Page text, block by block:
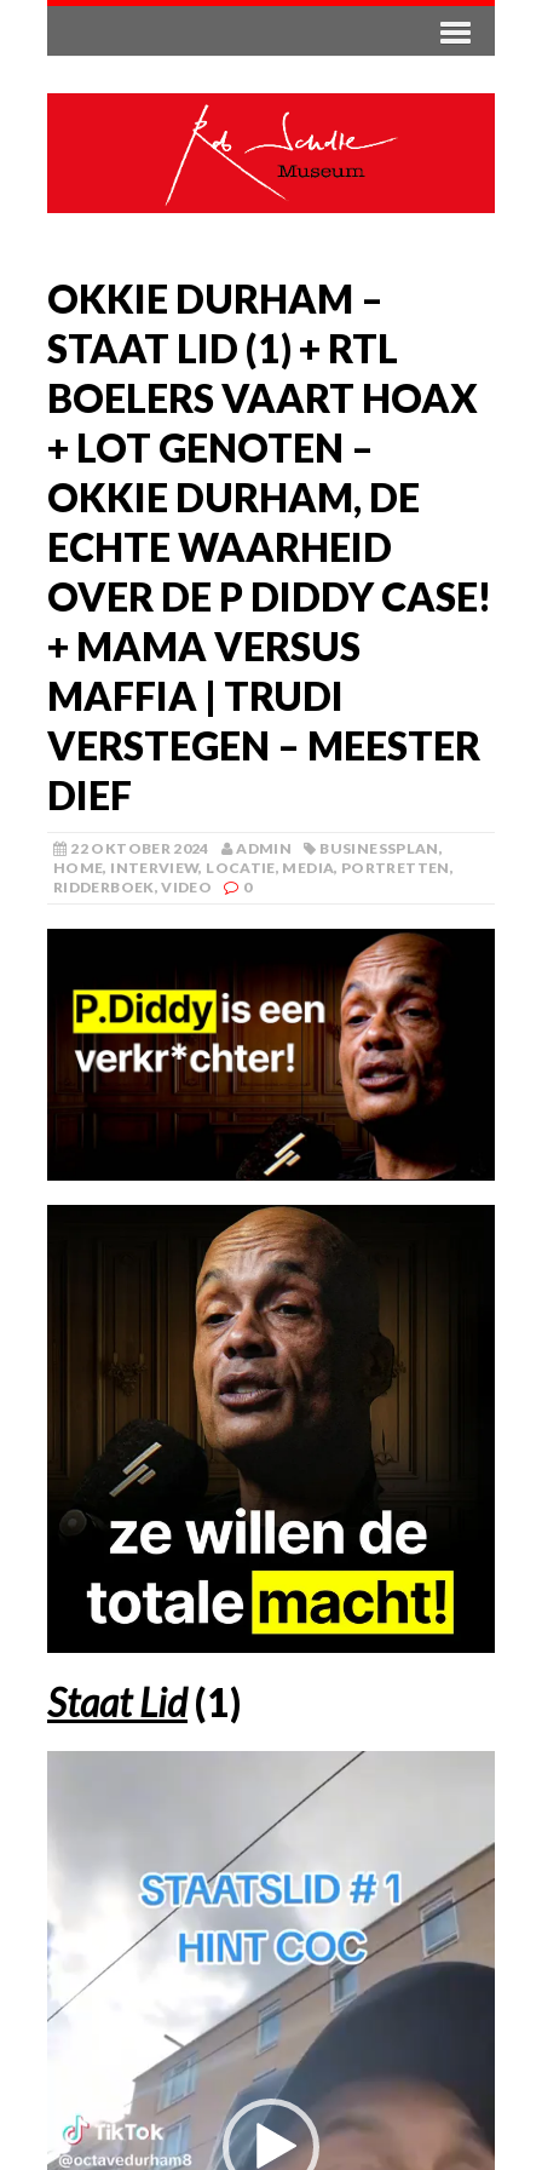
OKKIE DURHAM –
STAAT LID (1) + RTL
BOELERS VAART HOAX
+ LOT GENOTEN –
OKKIE DURHAM, DE
ECHTE WAARHEID
OVER DE P DIDDY CASE!
+ MAMA VERSUS
MAFFIA | TRUDI
VERSTEGEN – MEESTER
DIEF
22 OKTOBER 2024 ADMIN BUSINESSPLAN,
HOME, INTERVIEW, LOCATIE, MEDIA, PORTRETTEN,
RIDDERBOEK,VIDEO 0
Staat Lid(1)